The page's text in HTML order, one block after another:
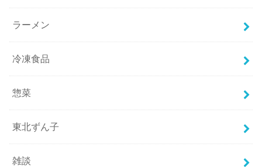
ラーメン
冷凍食品
惣菜
東北ずん子
雑談